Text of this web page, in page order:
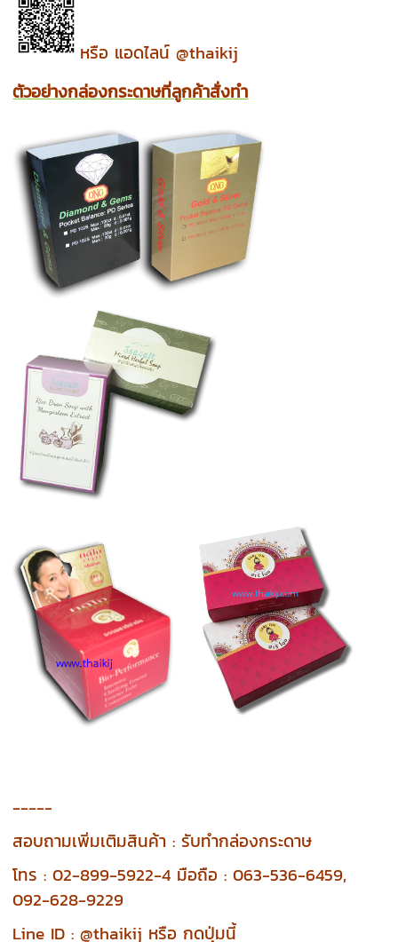
หรือ แอดไลน์ @thaikij
ตัวอย่างกล่องกระดาษที่ลูกค้าสั่งทำ
-----
สอบถามเพิ่มเติมสินค้า : รับทำกล่องกระดาษ
โทร : 02-899-5922-4 มือถือ : 063-536-6459,
092-628-9229
Line ID : @thaikij หรือ กดปุ่มนี้